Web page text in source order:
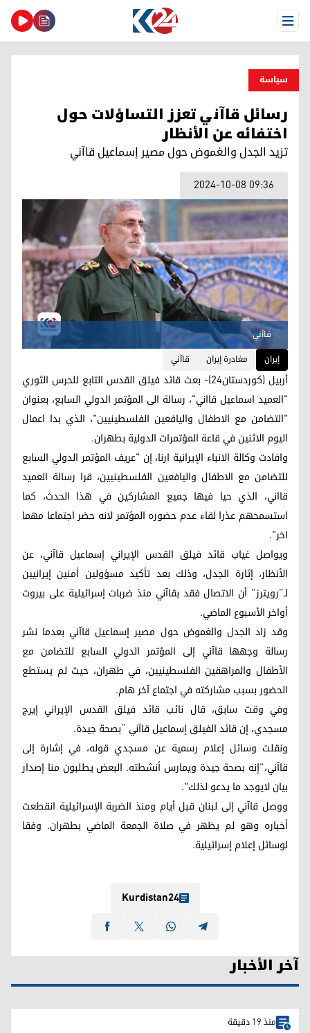
Open Menu
سیاسة
رسائل قاآني تعزز التساؤلات حول
اختفائه عن الأنظار
تزيد الجدل والغموض حول مصير إسماعيل قاآني
2024-10-08 09:36
قاآني
إيران
مغادرة إيران قاآني
أربيل (كوردستان24)- بعث قائد فيلق القدس التابع للحرس الثوري
"العميد اسماعيل قااني"، رسالة الى المؤتمر الدولي السابع، بعنوان
"التضامن مع الاطفال واليافعين الفلسطينيين"، الذي بدا اعمال
اليوم الاثنين في قاعة المؤتمرات الدولية بطهران.
وافادت وكالة الانباء الإيرانية ارنا، إن "عريف المؤتمر الدولي السابع
للتضامن مع الاطفال واليافعين الفلسطينيين، قرا رسالة العميد
قااني، الذي حيا فيها جميع المشاركين في هذا الحدث، كما
استسمحهم عذرا لقاء عدم حضوره المؤتمر لانه حضر اجتماعا مهما
اخر".
ويواصل غياب قائد فيلق القدس الإيراني إسماعيل قاآني، عن
الأنظار، إثارة الجدل، وذلك بعد تأكيد مسؤولين أمنين إيرانيين
لـ”رويترز” أن الاتصال فقد بقاآني منذ ضربات إسرائيلية على بيروت
أواخر الأسبوع الماضي.
وقد زاد الجدل والغموض حول مصير إسماعيل قاآني بعدما نشر
رسالة وجهها قاآني إلى المؤتمر الدولي السابع للتضامن مع
الأطفال والمراهقین الفلسطینیین، في طهران، حيث لم يستطع
الحضور بسبب مشاركته في اجتماع آخر هام.
وفي وقت سابق، قال نائب قائد فيلق القدس الإيراني إيرج
مسجدي، إن قائد الفيلق إسماعيل قاآني “بصحة جيدة.
ونقلت وسائل إعلام رسمية عن مسجدي قوله، في إشارة إلى
قاآني،”إنه بصحة جيدة ويمارس أنشطته. البعض يطلبون منا إصدار
بيان لايوجد ما يدعو لذلك".
ووصل قاآني إلى لبنان قبل أيام ومنذ الضربة الإسرائيلية انقطعت
أخباره وهو لم يظهر في صلاة الجمعة الماضي بطهران. وفقا
لوسائل إعلام إسرائيلية.
Kurdistan24
آخر الأخبار
منذ 19 دقيقة